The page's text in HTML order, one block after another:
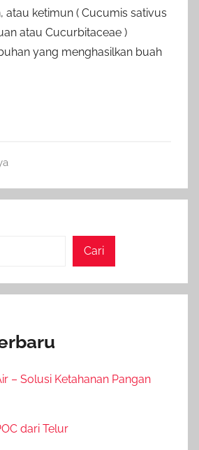
atau ketimun ( Cucumis sativus
atau Cucurbitaceae )
yang menghasilkan buah
Cari
– Solusi Ketahanan Pangan
dari Telur